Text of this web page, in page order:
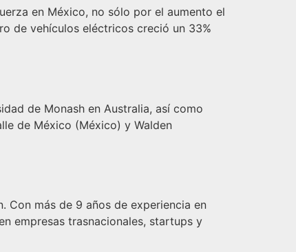
en México, no sólo por el aumento el
de vehículos eléctricos creció un 33%
de Monash en Australia, así como
de México (México) y Walden
Con más de 9 años de experiencia en
empresas trasnacionales, startups y